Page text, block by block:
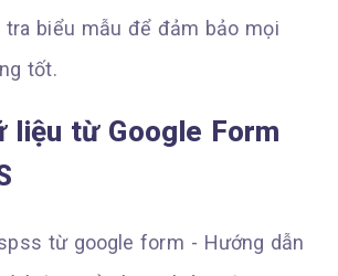
tra biểu mẫu để đảm bảo mọi
tốt.
liệu từ Google Form